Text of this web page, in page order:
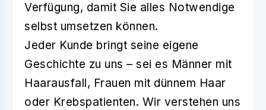
Verfügung, damit Sie alles Notwendige
selbst umsetzen können.
Jeder Kunde bringt seine eigene
Geschichte zu uns – sei es Männer mit
Haarausfall, Frauen mit dünnem Haar
oder Krebspatienten. Wir verstehen uns